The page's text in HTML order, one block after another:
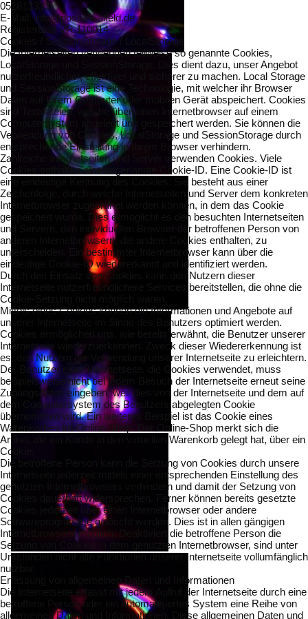
051813333
E-Mail: info@post-sv-alfeld.de
Registerblatt VR 110014
Cookies / SessionStorage / LocalStorage
Die Internetseiten verwenden teilweise so genannte Cookies,
LocalStorage und SessionStorage. Dies dient dazu, unser Angebot
nutzerfreundlicher, effektiver und sicherer zu machen. Local Storage
und SessionStorage ist eine Technologie, mit welcher ihr Browser
Daten auf Ihrem Computer oder mobilen Gerät abspeichert. Cookies
sind Textdateien, welche über einen Internetbrowser auf einem
Computersystem abgelegt und gespeichert werden. Sie können die
Verwendung von Cookies, LocalStorage und SessionStorage durch
entsprechende Einstellung in Ihrem Browser verhindern.
Zahlreiche Internetseiten und Server verwenden Cookies. Viele
Cookies enthalten eine sogenannte Cookie-ID. Eine Cookie-ID ist
eine eindeutige Kennung des Cookies. Sie besteht aus einer
Zeichenfolge, durch welche Internetseiten und Server dem konkreten
Internetbrowser zugeordnet werden können, in dem das Cookie
gespeichert wurde. Dies ermöglicht es den besuchten Internetseiten
und Servern, den individuellen Browser der betroffenen Person von
anderen Internetbrowsern, die andere Cookies enthalten, zu
unterscheiden. Ein bestimmter Internetbrowser kann über die
eindeutige Cookie-ID wiedererkannt und identifiziert werden.
Durch den Einsatz von Cookies kann den Nutzern dieser
Internetseite nutzerfreundlichere Services bereitstellen, die ohne die
Cookie-Setzung nicht möglich wären.
Mittels eines Cookies können die Informationen und Angebote auf
unserer Internetseite im Sinne des Benutzers optimiert werden.
Cookies ermöglichen uns, wie bereits erwähnt, die Benutzer unserer
Internetseite wiederzuerkennen. Zweck dieser Wiedererkennung ist
es, den Nutzern die Verwendung unserer Internetseite zu erleichtern.
Der Benutzer einer Internetseite, die Cookies verwendet, muss
beispielsweise nicht bei jedem Besuch der Internetseite erneut seine
Zugangsdaten eingeben, weil dies von der Internetseite und dem auf
dem Computersystem des Benutzers abgelegten Cookie
übernommen wird. Ein weiteres Beispiel ist das Cookie eines
Warenkorbes im Online-Shop. Der Online-Shop merkt sich die
Artikel, die ein Kunde in den virtuellen Warenkorb gelegt hat, über ein
Cookie.
Die betroffene Person kann die Setzung von Cookies durch unsere
Internetseite jederzeit mittels einer entsprechenden Einstellung des
genutzten Internetbrowsers verhindern und damit der Setzung von
Cookies dauerhaft widersprechen. Ferner können bereits gesetzte
Cookies jederzeit über einen Internetbrowser oder andere
Softwareprogramme gelöscht werden. Dies ist in allen gängigen
Internetbrowsern möglich. Deaktiviert die betroffene Person die
Setzung von Cookies in dem genutzten Internetbrowser, sind unter
Umständen nicht alle Funktionen unserer Internetseite vollumfänglich
nutzbar.
Erfassung von allgemeinen Daten und Informationen
Die Internetseite erfasst mit jedem Aufruf der Internetseite durch eine
betroffene Person oder ein automatisiertes System eine Reihe von
allgemeinen Daten und Informationen. Diese allgemeinen Daten und